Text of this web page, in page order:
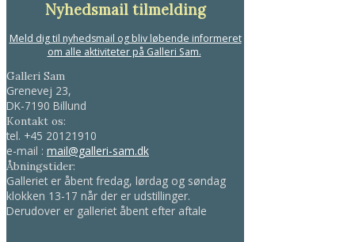
Nyhedsmail tilmelding
Meld dig til nyhedsmail og bliv løbende informeret
om alle aktiviteter på Galleri Sam.
Galleri Sam
Grenevej 23,
DK-7190 Billund
Kontakt os:
tel. +45 20121910
e-mail : mail@galleri-sam.dk
Åbningstider:
Galleriet er åbent fredag, lørdag og søndag
klokken 13-17 når der er udstillinger.
Derudover er galleriet åbent efter aftale